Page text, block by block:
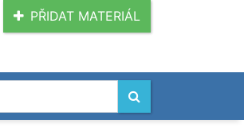
PŘIDAT MATERIÁL